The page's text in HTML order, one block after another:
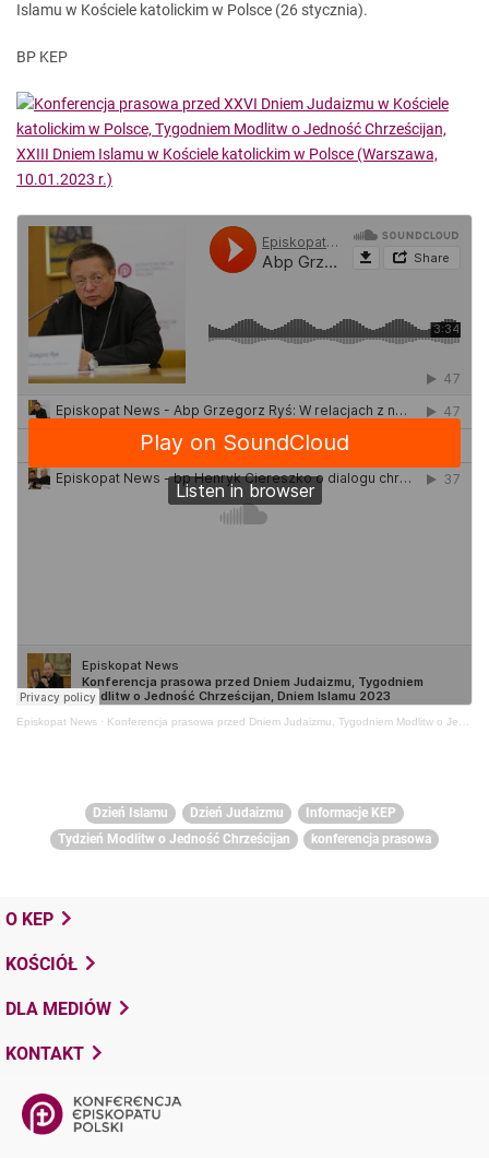
Islamu w Kościele katolickim w Polsce (26 stycznia).
BP KEP
Episkopat News · Konferencja prasowa przed Dniem Judaizmu, Tygodniem Modlitw o Jedność Chrześcijan, Dniem Islamu 2023
Dzień Islamu Dzień Judaizmu
Informacje KEP
Tydzień Modlitw o Jedność Chrześcijan
konferencja prasowa
O KEP
KOŚCIÓŁ
DLA MEDIÓW
KONTAKT